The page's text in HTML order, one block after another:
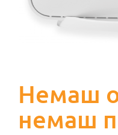
Немаш
немаш